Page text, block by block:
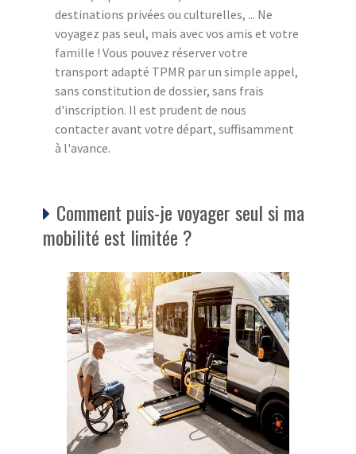
destinations privées ou culturelles, ... Ne
voyagez pas seul, mais avec vos amis et votre
famille ! Vous pouvez réserver votre
transport adapté TPMR par un simple appel,
sans constitution de dossier, sans frais
d'inscription. Il est prudent de nous
contacter avant votre départ, suffisamment
à l'avance.
Comment puis-je voyager seul si ma
mobilité est limitée ?